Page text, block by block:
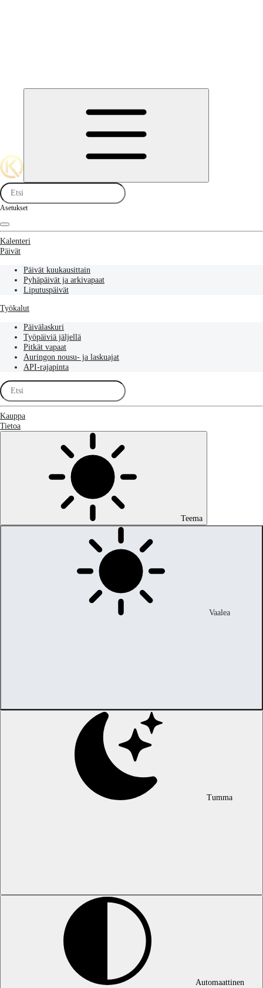
Asetukset
Kalenteri
Päivät
Päivät kuukausittain
Pyhäpäivät ja arkivapaat
Liputuspäivät
Työkalut
Päivälaskuri
Työpäiviä jäljellä
Pitkät vapaat
Auringon nousu- ja laskuajat
API-rajapinta
Kauppa
Tietoa
Teema
Vaalea
Tumma
Automaattinen